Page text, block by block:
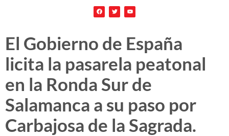
El Gobierno de España
licita la pasarela peatonal
en la Ronda Sur de
Salamanca a su paso por
Carbajosa de la Sagrada.